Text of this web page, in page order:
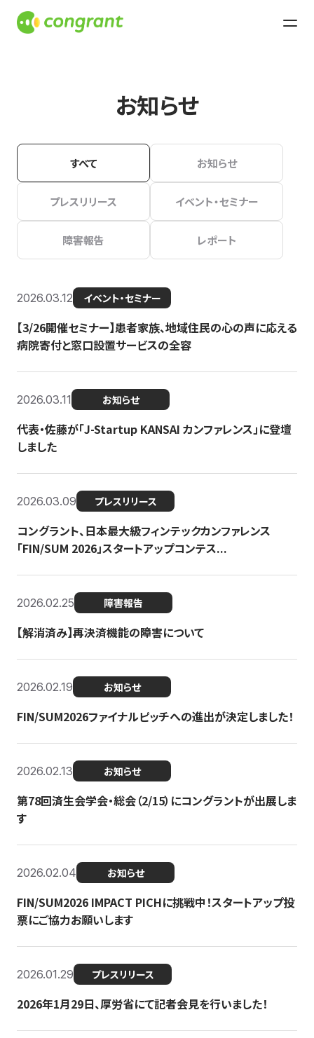
お知らせ
すべて お知らせ
プレスリリース イベント・セミナー
障害報告 レポート
2026.03.12 イベント・セミナー
【3/26開催セミナー】患者家族、地域住民の心の声に応える
病院寄付と窓口設置サービスの全容
2026.03.11 お知らせ
代表・佐藤が「J-Startup KANSAI カンファレンス」に登壇
しました
2026.03.09 プレスリリース
コングラント、日本最大級フィンテックカンファレンス
「FIN/SUM 2026」スタートアップコンテス...
2026.02.25 障害報告
【解消済み】再決済機能の障害について
2026.02.19 お知らせ
FIN/SUM2026ファイナルピッチへの進出が決定しました！
2026.02.13 お知らせ
第78回済生会学会・総会（2/15）にコングラントが出展しま
す
2026.02.04 お知らせ
FIN/SUM2026 IMPACT PICHに挑戦中！スタートアップ投
票にご協力お願いします
2026.01.29 プレスリリース
2026年1月29日、厚労省にて記者会見を行いました！